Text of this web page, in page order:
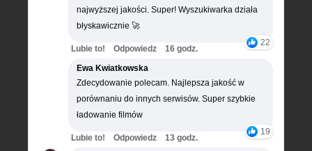
najwyższej jakości. Super! Wyszukiwarka działa
błyskawicznie 🚀
22
Lubie to! Odpowiedz
16 godz.
Ewa Kwiatkowska
Zdecydowanie polecam. Najlepsza jakość w
porównaniu do innych serwisów. Super szybkie
ładowanie filmów
19
Lubie to! Odpowiedz
13 godz.